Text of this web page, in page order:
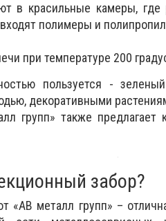
в красильные камеры,
полимеры и
при температуре 200
пользуется -
декоративными
групп» также
забор?
«АВ металл групп» –